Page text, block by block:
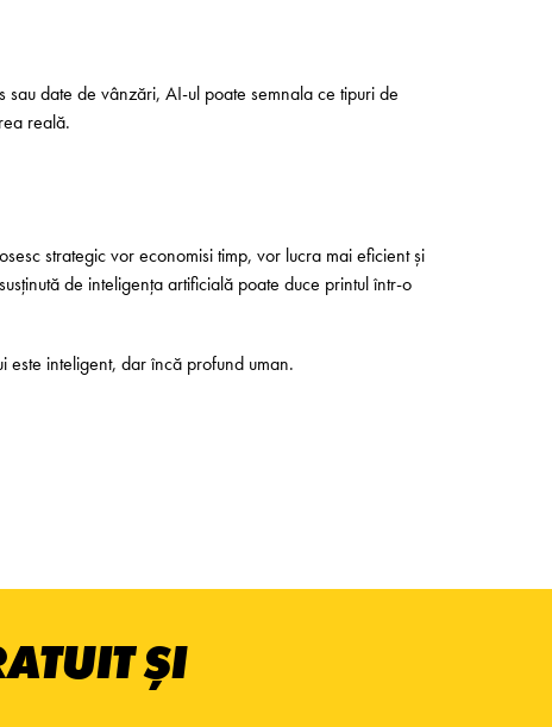
date de vânzări, AI-ul poate semnala ce tipuri de
reală.
strategic vor economisi timp, vor lucra mai eficient și
de inteligența artificială poate duce printul într-o
este inteligent, dar încă profund uman.
ȘI